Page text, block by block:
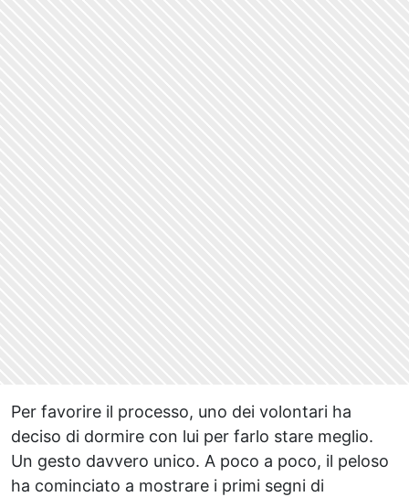
Per favorire il processo, uno dei volontari ha
deciso di dormire con lui per farlo stare meglio.
Un gesto davvero unico. A poco a poco, il peloso
ha cominciato a mostrare i primi segni di